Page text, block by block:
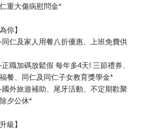
重大傷病慰問金*
你】
同仁及家人用餐八折優惠、上班免費供
職加碼放鬆假 每年多4天! 三節禮券、
餐、同仁及同仁子女教育獎學金*
國外旅遊補助、尾牙活動、不定期歡聚
夕公休*
級】